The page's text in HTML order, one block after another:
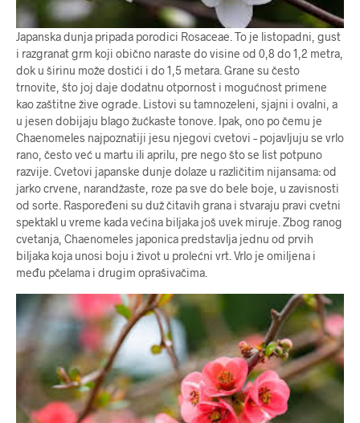
Japanska dunja pripada porodici Rosaceae. To je listopadni, gust
i razgranat grm koji obično naraste do visine od 0,8 do 1,2 metra,
dok u širinu može dostići i do 1,5 metara. Grane su često
trnovite, što joj daje dodatnu otpornost i mogućnost primene
kao zaštitne žive ograde. Listovi su tamnozeleni, sjajni i ovalni, a
u jesen dobijaju blago žućkaste tonove. Ipak, ono po čemu je
Chaenomeles najpoznatiji jesu njegovi cvetovi – pojavljuju se vrlo
rano, često već u martu ili aprilu, pre nego što se list potpuno
razvije. Cvetovi japanske dunje dolaze u različitim nijansama: od
jarko crvene, narandžaste, roze pa sve do bele boje, u zavisnosti
od sorte. Raspoređeni su duž čitavih grana i stvaraju pravi cvetni
spektakl u vreme kada većina biljaka još uvek miruje. Zbog ranog
cvetanja, Chaenomeles japonica predstavlja jednu od prvih
biljaka koja unosi boju i život u prolećni vrt. Vrlo je omiljena i
među pčelama i drugim oprašivačima.